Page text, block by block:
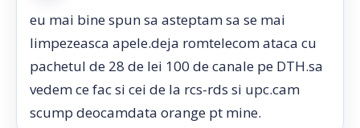
eu mai bine spun sa asteptam sa se mai
limpezeasca apele.deja romtelecom ataca cu
pachetul de 28 de lei 100 de canale pe DTH.sa
vedem ce fac si cei de la rcs-rds si upc.cam
scump deocamdata orange pt mine.